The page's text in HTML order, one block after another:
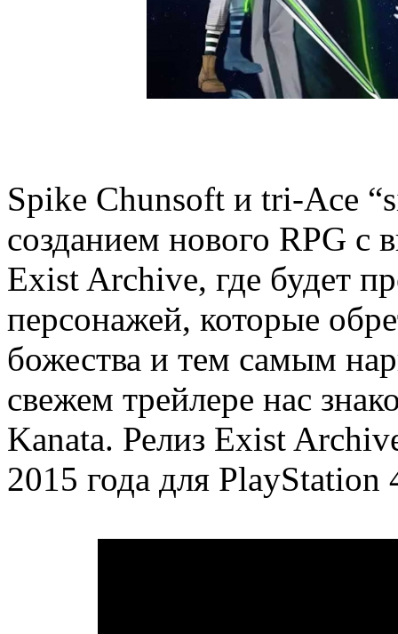
Spike Chunsoft и tri-Ace
созданием нового RPG с
Exist Archive, где будет
персонажей, которые
божества и тем самым
свежем трейлере нас
Kanata. Релиз Exist
2015 года для